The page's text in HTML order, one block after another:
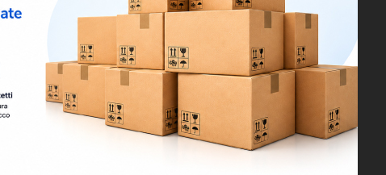
Raccordo Femmina/Femmina
conico a 3 pezzi zincato (non a
Disponibile nei diametri Ø 1/2"x1/2" •
3/4"x3/4" • 1"x1" • 1"¼x1"¼ • 1"½x1"½...
Raccordo filettato femmina